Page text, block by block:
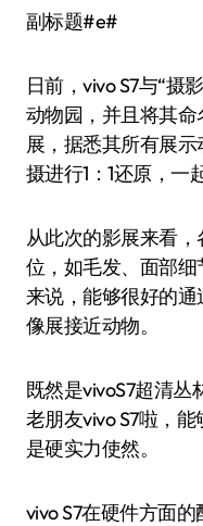
副标题#e#
日前，vivo S7与“摄
动物园，并且将其命
展，据悉其所有展示
摄进行1：1还原，一
从此次的影展来看
位，如毛发、面部
来说，能够很好的通
像展接近动物。
既然是vivoS7超清
老朋友vivo S7啦，
是硬实力使然。
vivo S7在硬件方面